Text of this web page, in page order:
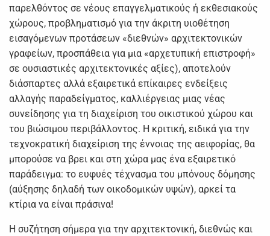
παρελθόντος σε νέους επαγγελματικούς ή εκθεσιακούς
χώρους, προβληματισμό για την άκριτη υιοθέτηση
εισαγόμενων προτάσεων «διεθνών» αρχιτεκτονικών
γραφείων, προσπάθεια για μια «αρχετυπική επιστροφή»
σε ουσιαστικές αρχιτεκτονικές αξίες), αποτελούν
διάσπαρτες αλλά εξαιρετικά επίκαιρες ενδείξεις
αλλαγής παραδείγματος, καλλιέργειας μιας νέας
συνείδησης για τη διαχείριση του οικιστικού χώρου και
του βιώσιμου περιβάλλοντος. Η κριτική, ειδικά για την
τεχνοκρατική διαχείριση της έννοιας της αειφορίας, θα
μπορούσε να βρει και στη χώρα μας ένα εξαιρετικό
παράδειγμα: το ευφυές τέχνασμα του μπόνους δόμησης
(αύξησης δηλαδή των οικοδομικών υψών), αρκεί τα
κτίρια να είναι πράσινα!
Η συζήτηση σήμερα για την αρχιτεκτονική, διεθνώς και